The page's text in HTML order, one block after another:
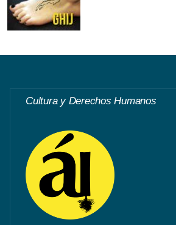
Cultura y Derechos Humanos